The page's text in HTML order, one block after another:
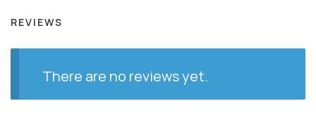
REVIEWS
There are no reviews yet.